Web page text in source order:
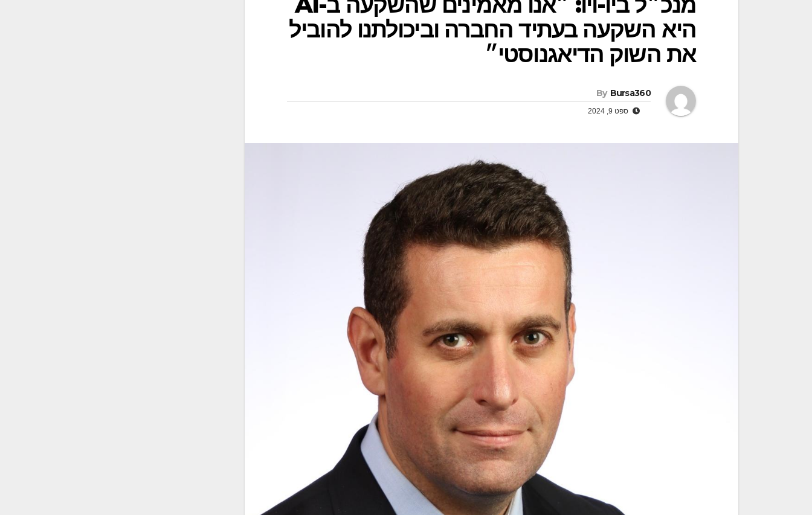
היא השקעה בעתיד החברה וביכולתנו להוביל
את השוק הדיאגנוסטי״
By Bursa360
ספט 9, 2024